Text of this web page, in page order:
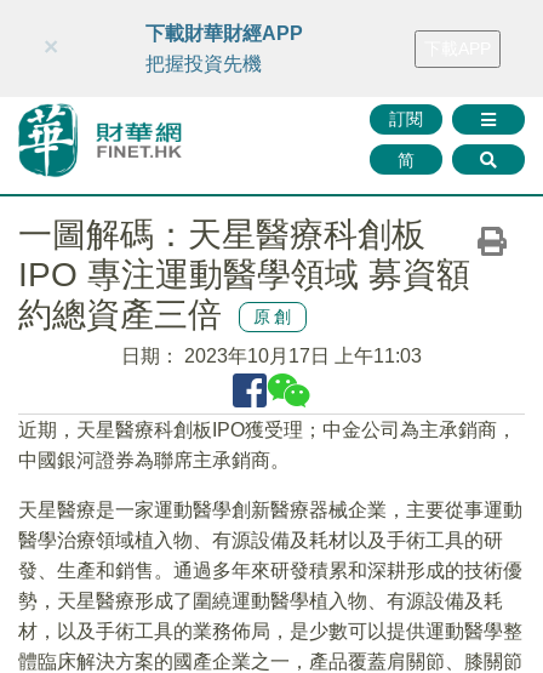
財華智庫網 FINTV FINMETA 財華證券 媒體矩陣
訂閱
简
×
下載財華財經APP
把握投資先機
一圖解碼：天星醫療科創板
IPO 專注運動醫學領域 募資額
約總資產三倍
原創
日期： 2023年10月17日 上午11:03
近期，天星醫療科創板IPO獲受理；中金公司為主承銷商，
中國銀河證券為聯席主承銷商。
天星醫療是一家運動醫學創新醫療器械企業，主要從事運動
醫學治療領域植入物、有源設備及耗材以及手術工具的研
發、生產和銷售。通過多年來研發積累和深耕形成的技術優
勢，天星醫療形成了圍繞運動醫學植入物、有源設備及耗
材，以及手術工具的業務佈局，是少數可以提供運動醫學整
體臨床解決方案的國產企業之一，產品覆蓋肩關節、膝關節